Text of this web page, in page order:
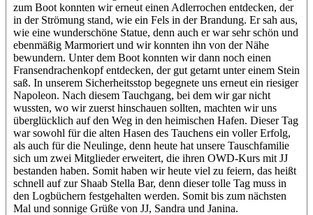
zum Boot konnten wir erneut einen Adlerrochen entdecken, der
in der Strömung stand, wie ein Fels in der Brandung. Er sah aus,
wie eine wunderschöne Statue, denn auch er war sehr schön und
ebenmäßig Marmoriert und wir konnten ihn von der Nähe
bewundern. Unter dem Boot konnten wir dann noch einen
Fransendrachenkopf entdecken, der gut getarnt unter einem Stein
saß. In unserem Sicherheitsstop begegnete uns erneut ein riesiger
Napoleon. Nach diesem Tauchgang, bei dem wir gar nicht
wussten, wo wir zuerst hinschauen sollten, machten wir uns
überglücklich auf den Weg in den heimischen Hafen. Dieser Tag
war sowohl für die alten Hasen des Tauchens ein voller Erfolg,
als auch für die Neulinge, denn heute hat unsere Tauschfamilie
sich um zwei Mitglieder erweitert, die ihren OWD-Kurs mit JJ
bestanden haben. Somit haben wir heute viel zu feiern, das heißt
schnell auf zur Shaab Stella Bar, denn dieser tolle Tag muss in
den Logbüchern festgehalten werden. Somit bis zum nächsten
Mal und sonnige Grüße von JJ, Sandra und Janina.